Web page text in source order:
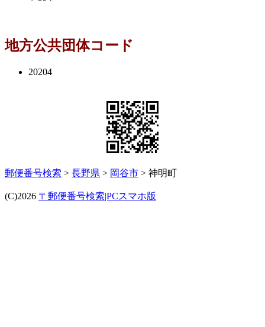
地方公共団体コード
20204
郵便番号検索 > 長野県 > 岡谷市 > 神明町
(C)2026 〒郵便番号検索|PCスマホ版